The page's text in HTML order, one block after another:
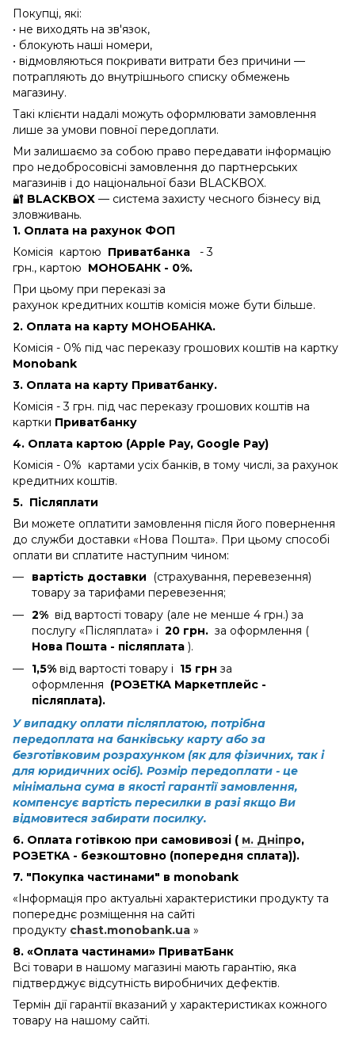
Покупці, які:
• не виходять на зв'язок,
• блокують наші номери,
• відмовляються покривати витрати без причини —
потрапляють до внутрішнього списку обмежень
магазину.
Такі клієнти надалі можуть оформлювати замовлення
лише за умови повної передоплати.
Ми залишаємо за собою право передавати інформацію
про недобросовісні замовлення до партнерських
магазинів і до національної бази BLACKBOX.
🔐 BLACKBOX — система захисту чесного бізнесу від
зловживань.
1. Оплата на рахунок ФОП
Комісія картою Приватбанка - 3
грн., картою МОНОБАНК - 0%.
При цьому при переказі за
рахунок кредитних коштів комісія може бути більше.
2. Оплата на карту МОНОБАНКА.
Комісія - 0% під час переказу грошових коштів на картку
Monobank
3. Оплата на карту Приватбанку.
Комісія - 3 грн. під час переказу грошових коштів на
картки Приватбанку
4. Оплата картою (Apple Pay, Google Pay)
Комісія - 0% картами усіх банків, в тому числі, за рахунок
кредитних коштів.
5. Післяплати
Ви можете оплатити замовлення після його повернення
до служби доставки «Нова Пошта». При цьому способі
оплати ви сплатите наступним чином:
вартість доставки (страхування, перевезення)
товару за тарифами перевезення;
2% від вартості товару (але не менше 4 грн.) за
послугу «Післяплата» і 20 грн. за оформлення (
Нова Пошта - післяплата ).
1,5% від вартості товару і 15 грн за
оформлення (РОЗЕТКА Маркетплейс -
післяплата).
У випадку оплати післяплатою, потрібна
передоплата на банківську карту або за
безготівковим розрахунком (як для фізичних, так і
для юридичних осіб). Розмір передоплати - це
мінімальна сума в якості гарантії замовлення,
компенсує вартість пересилки в разі якщо Ви
відмовитеся забирати посилку.
6. Оплата готівкою при самовивозі ( м. Дніпро,
РОЗЕТКА - безкоштовно (попередня сплата)).
7. "Покупка частинами" в monobank
«Інформація про актуальні характеристики продукту та
попереднє розміщення на сайті
продукту chast.monobank.ua »
8. «Оплата частинами» ПриватБанк
Всі товари в нашому магазині мають гарантію, яка
підтверджує відсутність виробничих дефектів.
Термін дії гарантії вказаний у характеристиках кожного
товару на нашому сайті.